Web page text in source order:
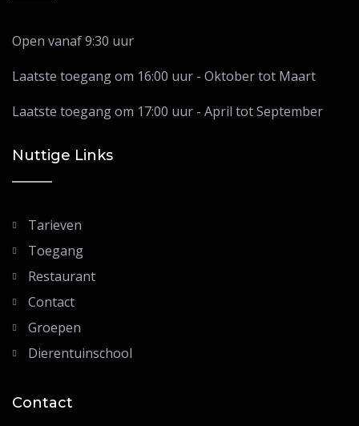
Open vanaf 9:30 uur
Laatste toegang om 16:00 uur - Oktober tot Maart
Laatste toegang om 17:00 uur - April tot September
Nuttige Links
Tarieven
Toegang
Restaurant
Contact
Groepen
Dierentuinschool
Contact